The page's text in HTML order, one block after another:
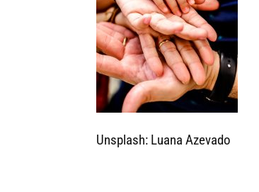
Unsplash: Luana Azevado